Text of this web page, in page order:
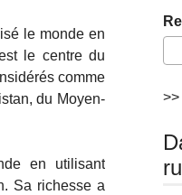
le monde en
le centre du
comme
du Moyen-
en utilisant
Sa richesse a
>>